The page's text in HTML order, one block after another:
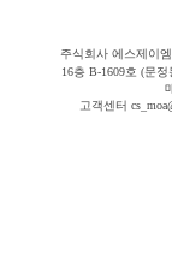
주식회사 에스제이
16층 B-1609호 (문
고객센터